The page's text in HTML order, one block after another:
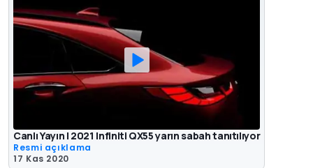
Canlı Yayın | 2021 Infiniti QX55 yarın sabah tanıtılıyor
Resmi açıklama
17 Kas 2020